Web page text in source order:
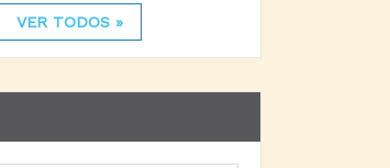
VER TODOS »